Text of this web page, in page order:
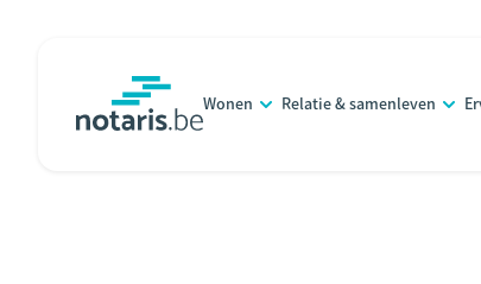
Wonen Relatie & samenleven